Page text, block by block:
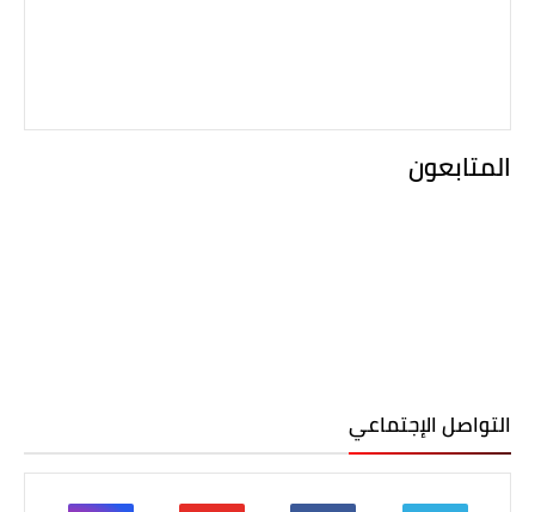
المتابعون
التواصل الإجتماعي